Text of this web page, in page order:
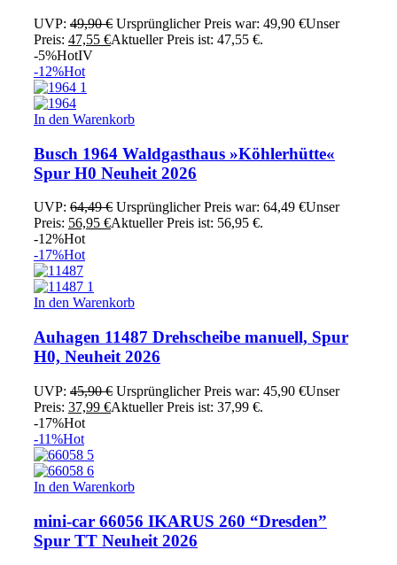
UVP: 49,90€ Ursprünglicher Preis war: 49,90 €Unser
Preis: 47,55 €Aktueller Preis ist: 47,55 €.
-5%HotIV
-12%Hot
In den Warenkorb
Busch 1964 Waldgasthaus »Köhlerhütte«
Spur H0 Neuheit 2026
UVP: 64,49€ Ursprünglicher Preis war: 64,49 €Unser
Preis: 56,95 €Aktueller Preis ist: 56,95 €.
-12%Hot
-17%Hot
In den Warenkorb
Auhagen 11487 Drehscheibe manuell, Spur
H0, Neuheit 2026
UVP: 45,90€ Ursprünglicher Preis war: 45,90 €Unser
Preis: 37,99 €Aktueller Preis ist: 37,99 €.
-17%Hot
-11%Hot
In den Warenkorb
mini-car 66056 IKARUS 260 “Dresden”
Spur TT Neuheit 2026